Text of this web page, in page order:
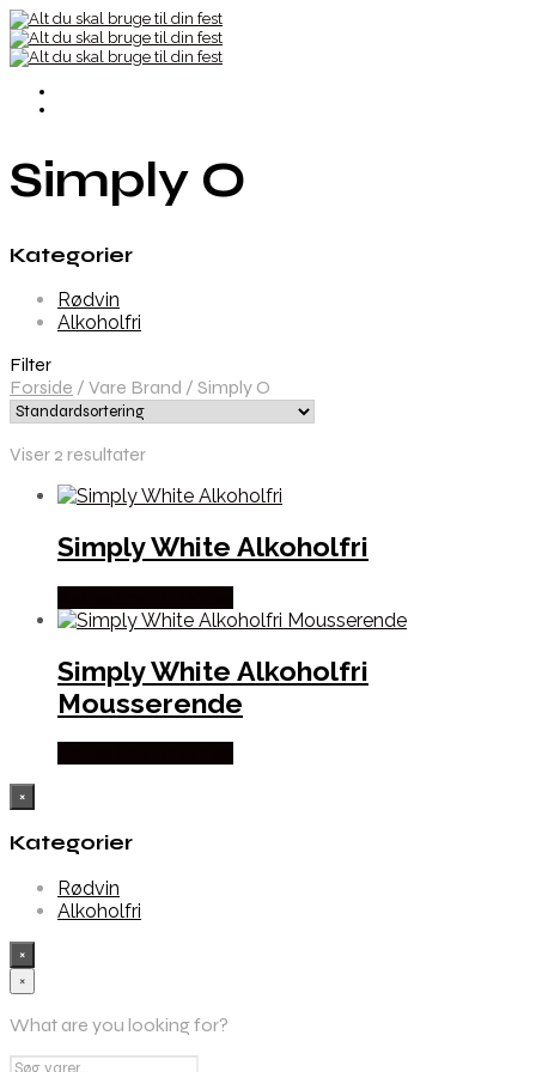
Simply O
Kategorier
Rødvin
Alkoholfri
Filter
Forside / Vare Brand / Simply O
Viser 2 resultater
Simply White Alkoholfri
Simply White Alkoholfri
Mousserende
×
Kategorier
Rødvin
Alkoholfri
×
×
What are you looking for?